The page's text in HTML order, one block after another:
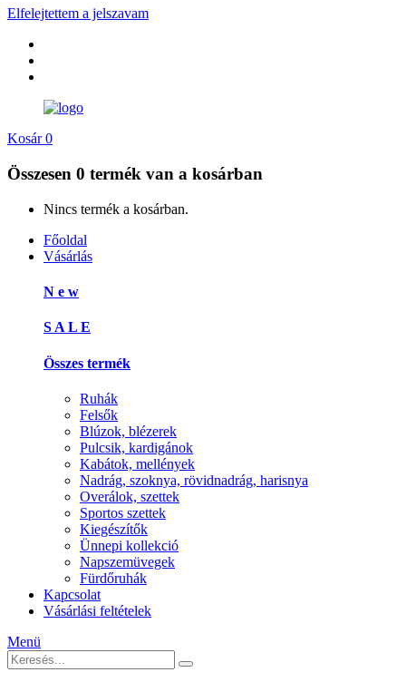
Elfelejtettem a jelszavam
Kosár 0
Összesen 0 termék van a kosárban
Nincs termék a kosárban.
Főoldal
Vásárlás
N e w
S A L E
Összes termék
Ruhák
Felsők
Blúzok, blézerek
Pulcsik, kardigánok
Kabátok, mellények
Nadrág, szoknya, rövidnadrág, harisnya
Overálok, szettek
Sportos szettek
Kiegészítők
Ünnepi kollekció
Napszemüvegek
Fürdőruhák
Kapcsolat
Vásárlási feltételek
Menü